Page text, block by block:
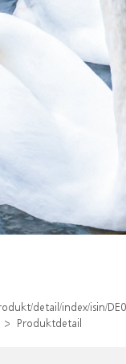
detail/index/isin/
Produktdetail